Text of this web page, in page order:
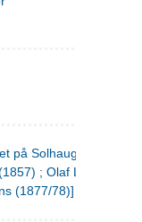
på Solhaug (1883) ;
; Olaf Liljekrans
(1877/78)]